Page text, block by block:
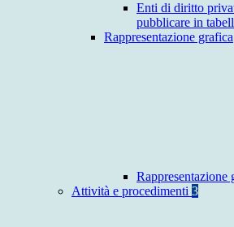
Enti di diritto
pubblicare in
Rappresentazione grafica
Rappresentazione
Attività e procedimenti 3